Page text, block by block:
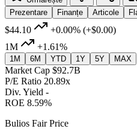
Prezentare
Finanțe Articole
$44.10 +0.00% (+$0.00)
1M
+1.61%
1M 6M YTD 1Y 5Y MAX
Market Cap $92.7B
P/E Ratio 20.89x
Div. Yield -
ROE 8.59%
Bulios Fair Price